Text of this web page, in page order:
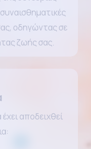
οδηγώντας σε
ζωής σας.
αποδειχθεί